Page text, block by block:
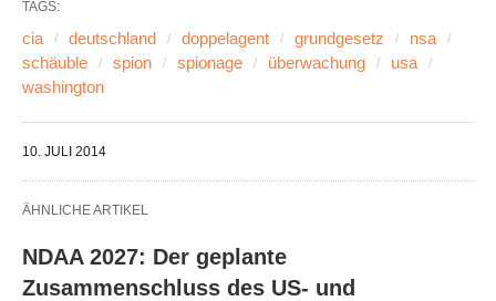
TAGS:
cia deutschland doppelagent grundgesetz
nsa
schäuble
spion spionage überwachung
usa
washington
10. JULI 2014
ÄHNLICHE ARTIKEL
NDAA 2027: Der geplante
Zusammenschluss des US- und